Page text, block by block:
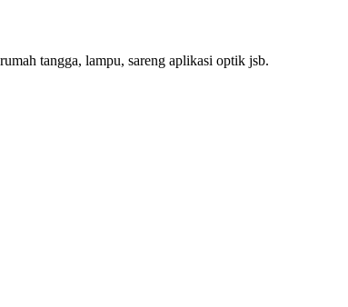
tangga, lampu, sareng aplikasi optik jsb.